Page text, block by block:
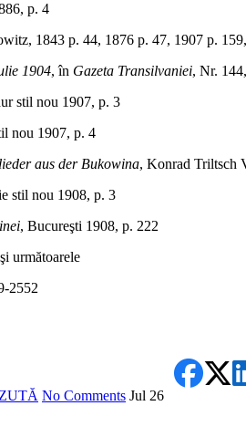
p. 4
1843 p. 44, 1876 p. 47, 1907 p.
1904, în Gazeta Transilvaniei, Nr.
stil nou 1907, p. 3
nou 1907, p. 4
aus der Bukowina, Konrad Triltsch
stil nou 1908, p. 3
, Bucureşti 1908, p. 222
următoarele
2552
No Comments Jul 26